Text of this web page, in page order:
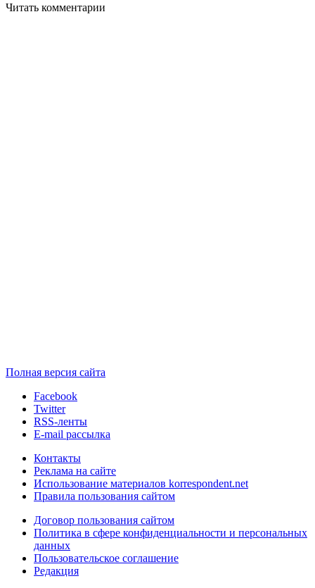
Читать комментарии
Полная версия сайта
Facebook
Twitter
RSS-ленты
E-mail рассылка
Контакты
Реклама на сайте
Использование материалов korrespondent.net
Правила пользования сайтом
Договор пользования сайтом
Политика в сфере конфиденциальности и персональных
данных
Пользовательское соглашение
Редакция